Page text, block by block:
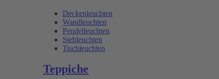
Deckenleuchten
Wandleuchten
Pendelleuchten
Stehleuchten
Tischleuchten
Teppiche